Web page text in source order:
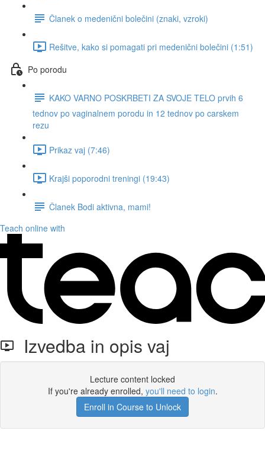
Članek o medenični bolečini (znaki, vzroki)
Rešitve, kako si pomagati pri medenični bolečini (1:51)
Po porodu
KAKO VARNO POSKRBETI ZA SVOJE TELO prvih 6
tednov po vaginalnem porodu in 12 tednov po carskem
rezu
Prikaz vaj (7:46)
Krajši poporodni treningi (19:43)
Članek Bodi aktivna, mami!
Teach online with
Izvedba in opis vaj
Lecture content locked
If you're already enrolled, you'll need to login.
Enroll in Course to Unlock